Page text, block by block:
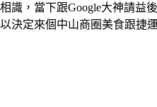
識，當下跟Google大神請
決定來個中山商圈美食跟捷